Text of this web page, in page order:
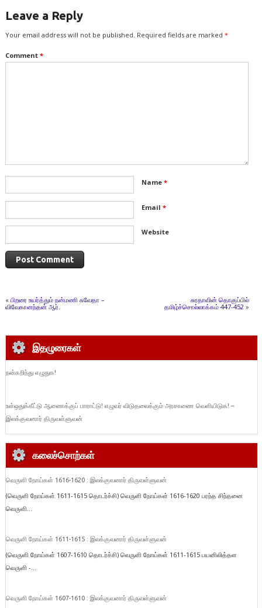
Leave a Reply
Your email address will not be published. Required fields are marked *
Comment *
Name *
Email *
Website
« பிறரை உயர்த்தும் நன்மணி சுவேதா –
விவேகானந்தன் ஆர்.
சுரதாவின் தொகுப்பில்
தமிழ்ச்சொல்லாக்கம் 447-452 »
இதழுரைகள்
நன்கறிந்து எழுதுக!
உள்ஒதுக்கீட்டு ஆணைக்குப் பாராட்டு! எழுவர் விடுதலைக்கும் அரசாணை வெளியிடுக! –
இலக்குவனார் திருவள்ளுவன்
கலைச்சொற்கள்
வெருளி நோய்கள் 1616-1620 : இலக்குவனார் திருவள்ளுவன்
(வெருளி நோய்கள் 1611-1615 தொடர்ச்சி) வெருளி நோய்கள் 1616-1620 பரந்த சிந்தனை
வெருளி...
வெருளி நோய்கள் 1611-1615 : இலக்குவனார் திருவள்ளுவன்
(வெருளி நோய்கள் 1607-1610 தொடர்ச்சி) வெருளி நோய்கள் 1611-1615 பயனிலித்தள
வெருளி -...
வெருளி நோய்கள் 1607-1610 : இலக்குவனார் திருவள்ளுவன்